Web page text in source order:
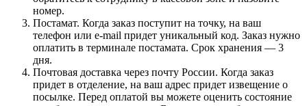
номер.
Постамат. Когда заказ поступит на точку, на ваш
телефон или e-mail придет уникальный код. Заказ нужно
оплатить в терминале постамата. Срок хранения — 3
дня.
Почтовая доставка через почту России. Когда заказ
придет в отделение, на ваш адрес придет извещение о
посылке. Перед оплатой вы можете оценить состояние